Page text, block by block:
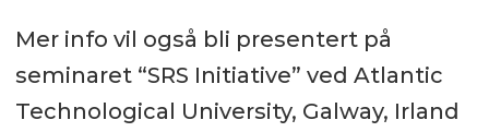
Mer info vil også bli presentert på
seminaret “SRS Initiative” ved Atlantic
Technological University, Galway, Irland